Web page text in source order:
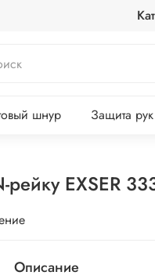
шнур Защита рук
EXSER
Описание